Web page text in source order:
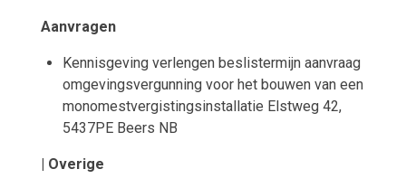
Aanvragen
Kennisgeving verlengen beslistermijn aanvraag
omgevingsvergunning voor het bouwen van een
monomestvergistingsinstallatie Elstweg 42,
5437PE Beers NB
| Overige